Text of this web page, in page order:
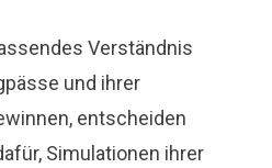
Verständnis
und ihrer
entscheiden
Simulationen ihrer